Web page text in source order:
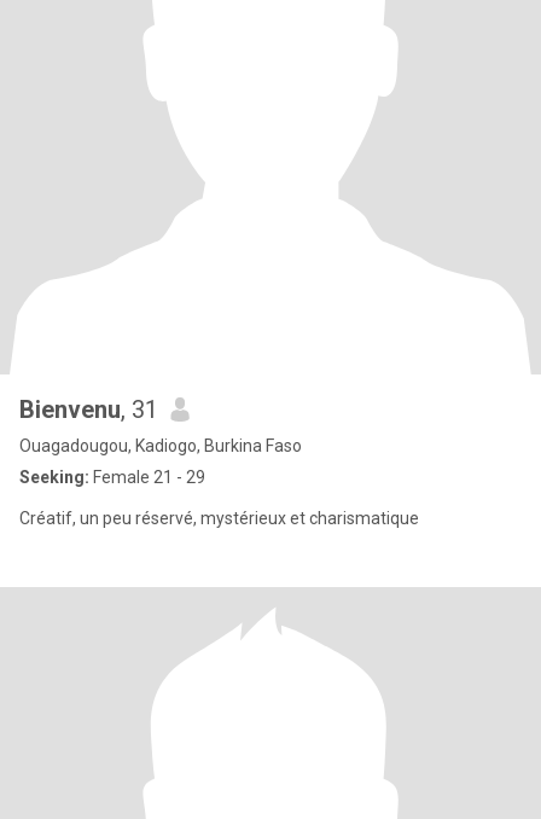
Bienvenu, 31
Ouagadougou, Kadiogo, Burkina Faso
Seeking: Female 21 - 29
Créatif, un peu réservé, mystérieux et charismatique